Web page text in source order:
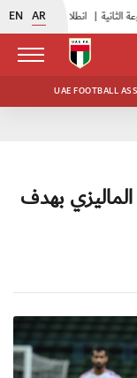
EN AR انطلاق منافسات بطولة النخبة لحرس الرئاسة |
UAE FOOTBALL
بهدف